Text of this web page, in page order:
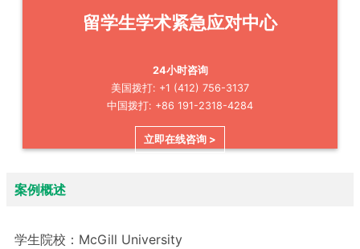
留学生学术紧急应对中心
24小时咨询
美国拨打: +1 (412) 756-3137
中国拨打: +86 191-2318-4284
立即在线咨询 >
案例概述
学生院校： McGill University